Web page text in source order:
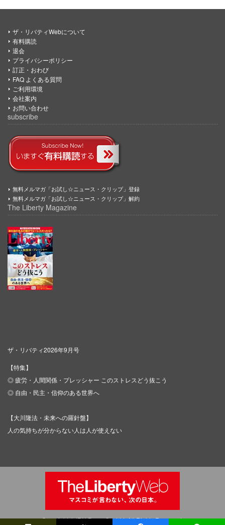
ザ・リバティWebについて
有料購読
退会
プライバシーポリシー
訂正・おわび
FAQ よくある質問
ご利用環境
会社案内
お問い合わせ
subscribe
無料メルマガ「お試し☆ニュース・クリップ」登録
無料メルマガ「お試し☆ニュース・クリップ」解約
The Liberty Magazine
ザ・リバティ2026年9月号
【特集】
◎ 疲労・人間関係・プレッシャー このストレスどう抜こう
◎ 自由・民主・信仰のある世界へ
【大川隆法・未来への羅針盤】
人の気持ちが分からない人は人が使えない
Copyright © IRH Press Co.,Ltd. All Rights Reserved.